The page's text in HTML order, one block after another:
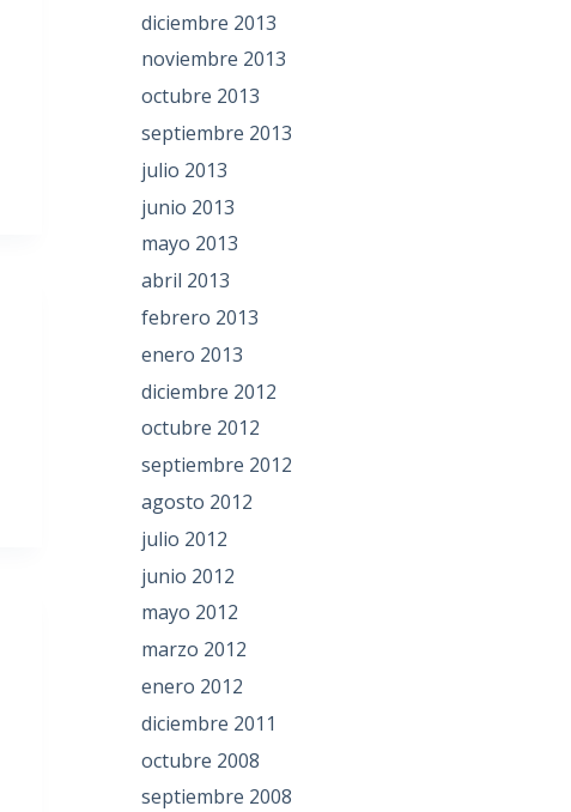
diciembre 2013
noviembre 2013
octubre 2013
septiembre 2013
julio 2013
junio 2013
mayo 2013
abril 2013
febrero 2013
enero 2013
diciembre 2012
octubre 2012
septiembre 2012
agosto 2012
julio 2012
junio 2012
mayo 2012
marzo 2012
enero 2012
diciembre 2011
octubre 2008
septiembre 2008